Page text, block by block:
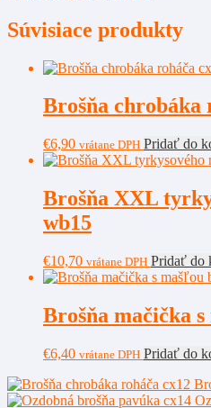
Súvisiace produkty
Brošňa chrobáka
€6,90 vrátane DPH Pridať do
Brošňa XXL
wb15
€10,70 vrátane DPH Pridať do
Brošňa mačička
€6,40 vrátane DPH Pridať do